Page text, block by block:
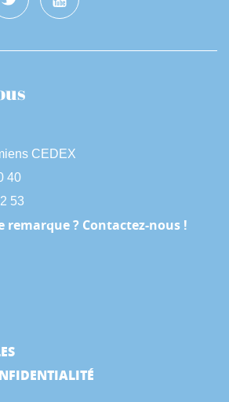
CEDEX
40
53
remarque ? Contactez-nous !